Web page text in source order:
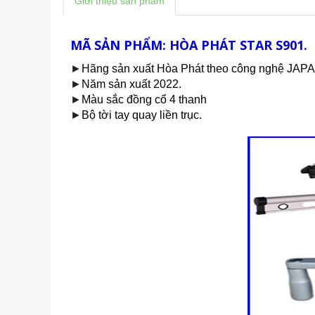
MÃ SẢN PHẨM: HÒA PHÁT STAR S901.
► Hãng sản xuất Hòa Phát theo công nghệ
► Năm sản xuất 2022.
► Màu sắc đồng cổ 4 thanh
► Bộ tời tay quay liền trục.